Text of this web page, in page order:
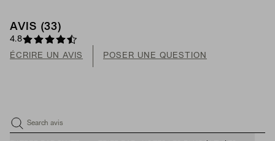
AVIS (33)
4.8
ÉCRIRE UN AVIS POSER UNE QUESTION
Search avis